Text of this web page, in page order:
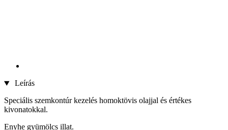
Leírás
Speciális szemkontúr kezelés homoktövis olajjal és értékes
kivonatokkal.
Enyhe gyümölcs illat.